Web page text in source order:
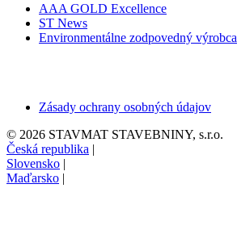
AAA GOLD Excellence
ST News
Environmentálne zodpovedný výrobca
Zásady ochrany osobných údajov
© 2026 STAVMAT STAVEBNINY, s.r.o.
Česká republika |
Slovensko |
Maďarsko |